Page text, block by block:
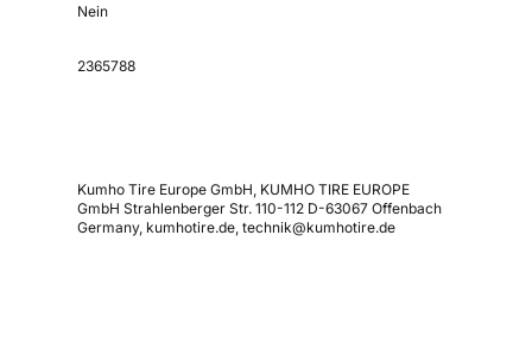
Nein
2365788
Kumho Tire Europe GmbH, KUMHO TIRE EUROPE
GmbH Strahlenberger Str. 110-112 D-63067 Offenbach
Germany, kumhotire.de, technik@kumhotire.de